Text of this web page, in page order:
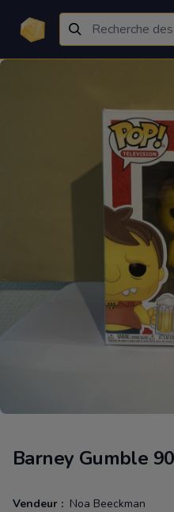
Barney Gumble
Vendeur : Noa Beeckman